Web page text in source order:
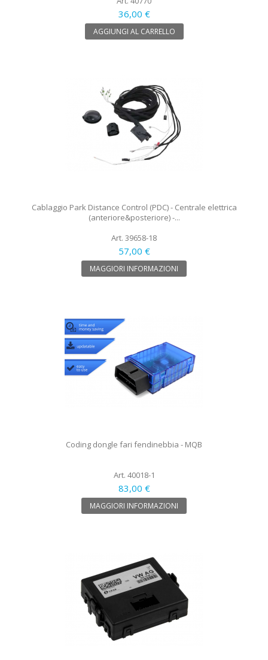
36,00 €
AGGIUNGI AL CARRELLO
Cablaggio Park Distance Control (PDC) - Centrale elettrica
(anteriore&posteriore) -...
Art. 39658-18
57,00 €
MAGGIORI INFORMAZIONI
Coding dongle fari fendinebbia - MQB
Art. 40018-1
83,00 €
MAGGIORI INFORMAZIONI